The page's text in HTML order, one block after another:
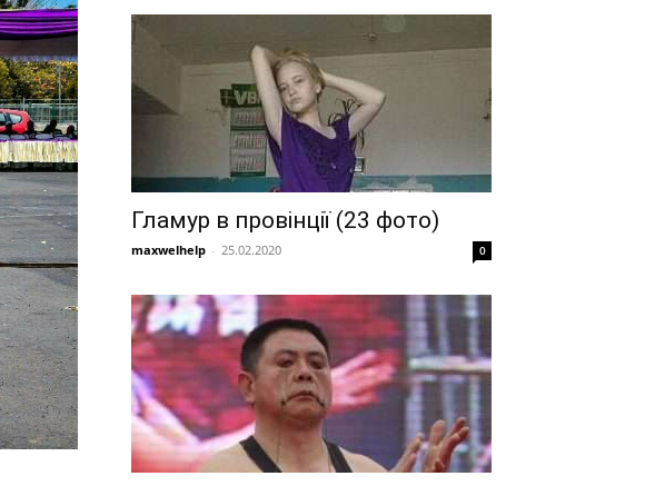
Гламур в провінції (23 фото)
maxwelhelp - 25.02.2020 0